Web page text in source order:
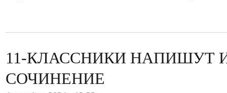
11-КЛАССНИКИ НАПИШУТ
СОЧИНЕНИЕ